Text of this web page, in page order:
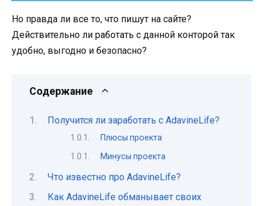
Но правда ли все то, что пишут на сайте?
Действительно ли работать с данной конторой так
удобно, выгодно и безопасно?
Содержание
Получится ли заработать с AdavineLife?
Плюсы проекта
Минусы проекта
Что известно про AdavineLife?
Как AdavineLife обманывает своих